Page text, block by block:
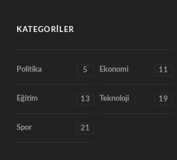
KATEGORILER
Politika 5 Ekonomi 11
Eğitim 13 Teknoloji 19
Spor 21